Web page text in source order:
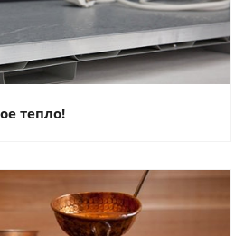
тепло!